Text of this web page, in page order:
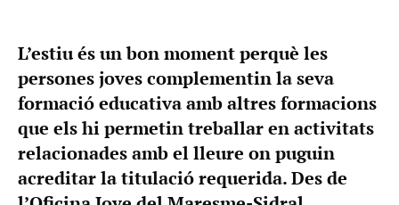
L’estiu és un bon moment perquè les
persones joves complementin la seva
formació educativa amb altres formacions
que els hi permetin treballar en activitats
relacionades amb el lleure on puguin
acreditar la titulació requerida. Des de